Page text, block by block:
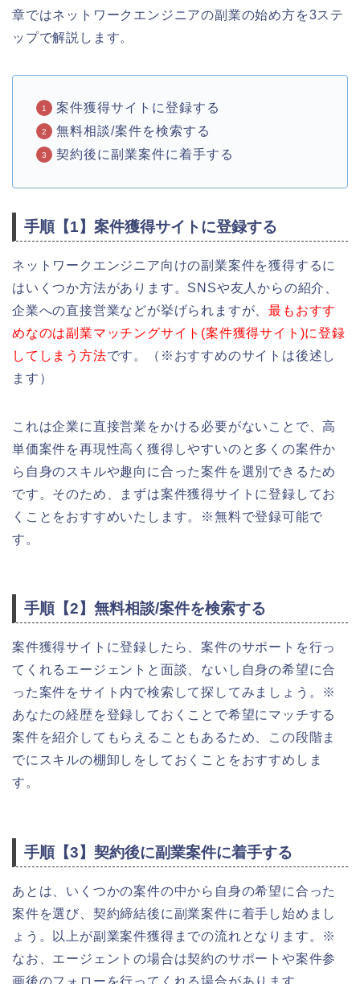
章ではネットワークエンジニアの副業の始め方を3ステ
ップで解説します。
案件獲得サイトに登録する
無料相談/案件を検索する
契約後に副業案件に着手する
手順【1】案件獲得サイトに登録する
ネットワークエンジニア向けの副業案件を獲得するに
はいくつか方法があります。SNSや友人からの紹介、
企業への直接営業などが挙げられますが、最もおすす
めなのは副業マッチングサイト(案件獲得サイト)に登録
してしまう方法です。（※おすすめのサイトは後述し
ます）
これは企業に直接営業をかける必要がないことで、高
単価案件を再現性高く獲得しやすいのと多くの案件か
ら自身のスキルや趣向に合った案件を選別できるため
です。そのため、まずは案件獲得サイトに登録してお
くことをおすすめいたします。※無料で登録可能で
す。
手順【2】無料相談/案件を検索する
案件獲得サイトに登録したら、案件のサポートを行っ
てくれるエージェントと面談、ないし自身の希望に合
った案件をサイト内で検索して探してみましょう。※
あなたの経歴を登録しておくことで希望にマッチする
案件を紹介してもらえることもあるため、この段階ま
でにスキルの棚卸しをしておくことをおすすめしま
す。
手順【3】契約後に副業案件に着手する
あとは、いくつかの案件の中から自身の希望に合った
案件を選び、契約締結後に副業案件に着手し始めまし
ょう。以上が副業案件獲得までの流れとなります。※
なお、エージェントの場合は契約のサポートや案件参
画後のフォローを行ってくれる場合があります。